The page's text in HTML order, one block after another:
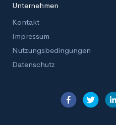
Unternehmen
Kontakt
Impressum
Nutzungsbedingungen
Datenschutz